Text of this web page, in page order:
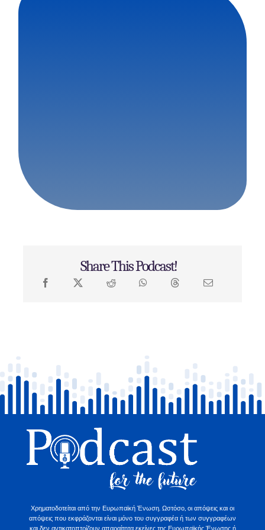
Share This Podcast!
Χρηματοδοτείται από την Ευρωπαϊκή Ένωση. Ωστόσο, οι απόψεις και οι
απόψεις που εκφράζονται είναι μόνο του συγγραφέα ή των συγγραφέων